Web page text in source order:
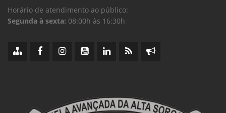
Horário de atendimento ao público:
Segunda à sexta: 08:00h às 16:30h